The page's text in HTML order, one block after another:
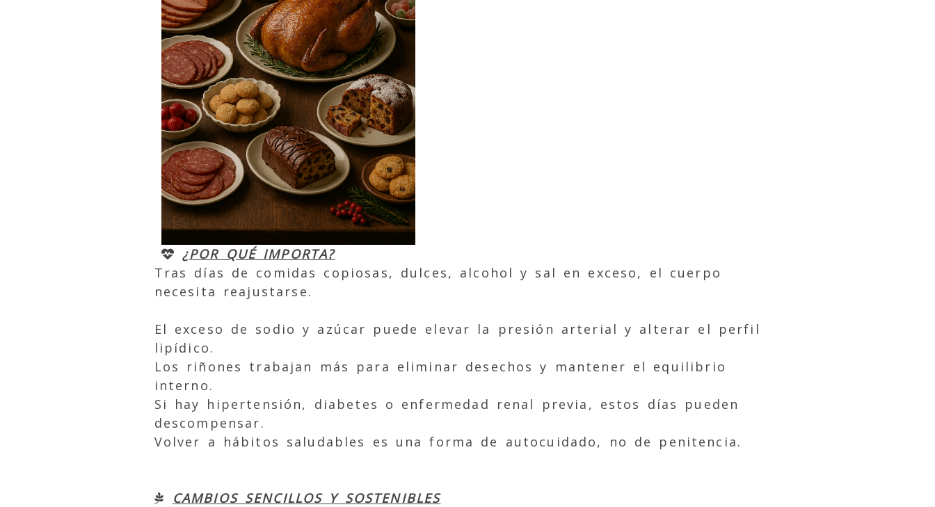
¿POR QUÉ IMPORTA?
Tras días de comidas copiosas, dulces, alcohol y sal en exceso, el cuerpo
necesita reajustarse.
El exceso de sodio y azúcar puede elevar la presión arterial y alterar el perfil
lipídico.
Los riñones trabajan más para eliminar desechos y mantener el equilibrio
interno.
Si hay hipertensión, diabetes o enfermedad renal previa, estos días pueden
descompensar.
Volver a hábitos saludables es una forma de autocuidado, no de penitencia.
CAMBIOS SENCILLOS Y SOSTENIBLES